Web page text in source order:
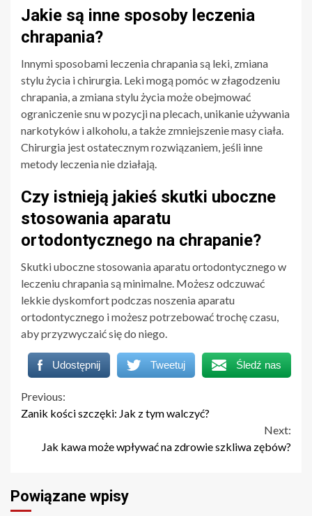
Jakie są inne sposoby leczenia
chrapania?
Innymi sposobami leczenia chrapania są leki, zmiana
stylu życia i chirurgia. Leki mogą pomóc w złagodzeniu
chrapania, a zmiana stylu życia może obejmować
ograniczenie snu w pozycji na plecach, unikanie używania
narkotyków i alkoholu, a także zmniejszenie masy ciała.
Chirurgia jest ostatecznym rozwiązaniem, jeśli inne
metody leczenia nie działają.
Czy istnieją jakieś skutki uboczne
stosowania aparatu
ortodontycznego na chrapanie?
Skutki uboczne stosowania aparatu ortodontycznego w
leczeniu chrapania są minimalne. Możesz odczuwać
lekkie dyskomfort podczas noszenia aparatu
ortodontycznego i możesz potrzebować trochę czasu,
aby przyzwyczaić się do niego.
Udostępnij Tweetuj Śledź nas
Continue
Previous:
Zanik kości szczęki: Jak z tym walczyć?
Next:
Jak kawa może wpływać na zdrowie szkliwa zębów?
Powiązane wpisy